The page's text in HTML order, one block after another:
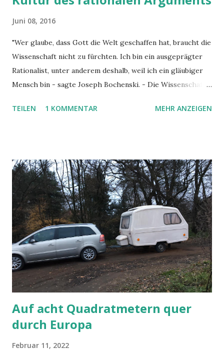
Juni 08, 2016
"Wer glaube, dass Gott die Welt geschaffen hat, braucht die
Wissenschaft nicht zu fürchten. Ich bin ein ausgeprägter
Rationalist, unter anderem deshalb, weil ich ein gläubiger
Mensch bin - sagte Joseph Bochenski. - Die Wissenschaft
dem Sprichwort von Whitehead, dass „ein Widerspruch
Verstandessache, man kann ihn nicht beweisen, aber wenn
man bereit ist zu glauben, muss man seinen Verstand
benutzen." Das Interview mit dem polnisch-
schweizerischen Philosophen udn Dominikanern wurde
1992 gef ü hrt, doch bleiben Bochenskis Aussagen auch
heute aktuell. - Als Wissenschaftler und Geistlicher
verbinden Sie in Ihrer Arbeit Glauben und Wissenschaft.
Was für ein Verhältnis besteht zwischen beiden,
anscheinend widersprüchlichen Bereichen des
menschlichen Le...
TEILEN 1 KOMMENTAR MEHR ANZEIGEN
Auf acht Quadratmetern quer
durch Europa
Februar 11, 2022